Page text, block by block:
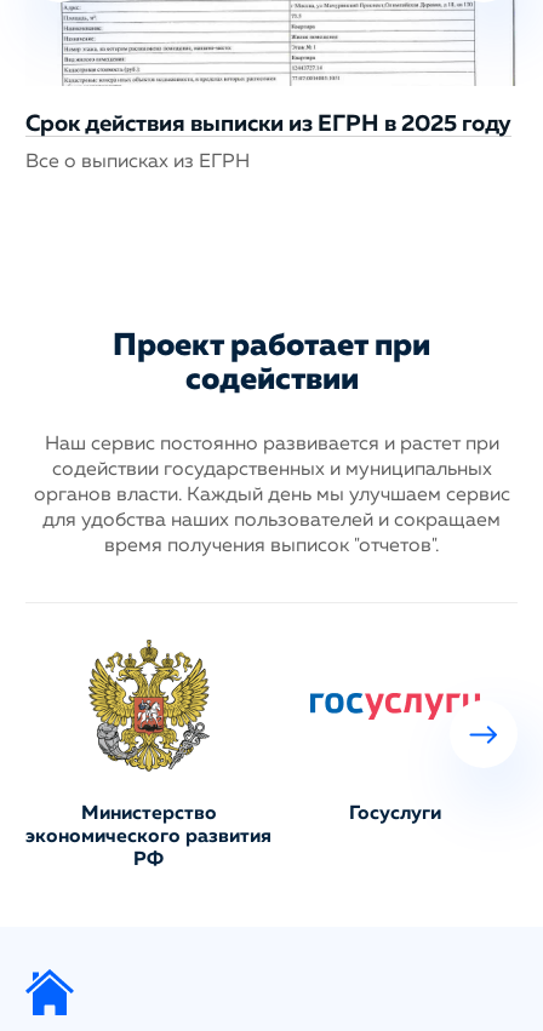
Срок действия выписки из ЕГРН в 2025 году
Все о выписках из ЕГРН
Проект работает при
содействии
Наш сервис постоянно развивается и растет при
содействии государственныхи муниципальных
органов власти. Каждый день мы улучшаем сервис
для удобства наших пользователей и сокращаем
время получения выписок "отчетов".
Министерство
экономического развития
РФ
Госуслуги